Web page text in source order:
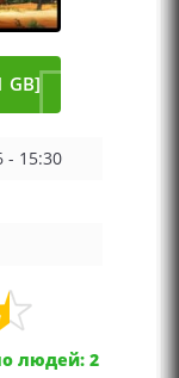
GB]
- 15:30
людей: 2